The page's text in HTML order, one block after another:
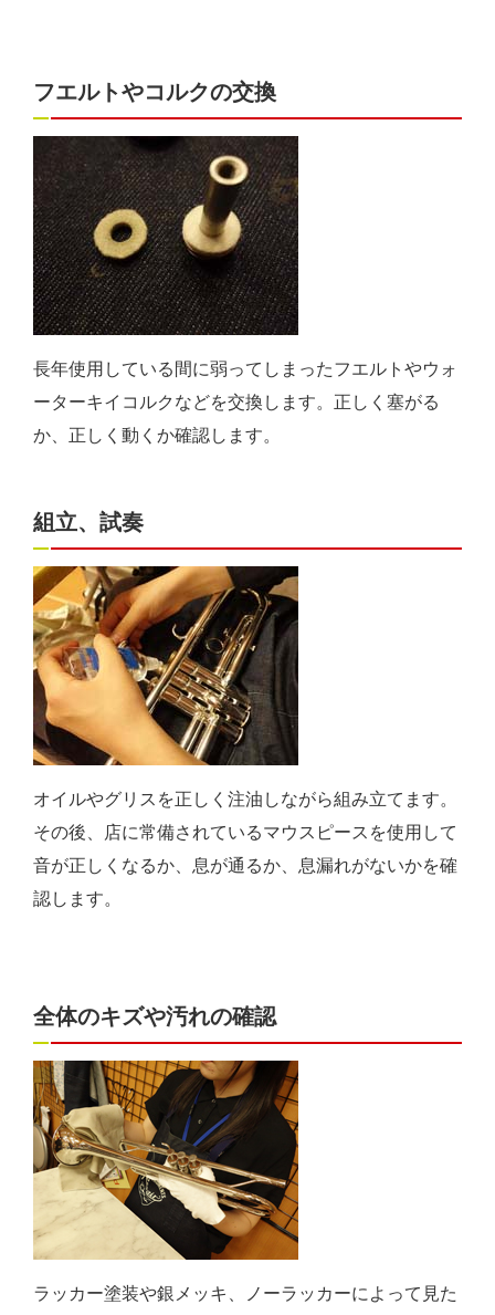
フエルトやコルクの交換
長年使用している間に弱ってしまったフエルトやウォ
ーターキイコルクなどを交換します。正しく塞がる
か、正しく動くか確認します。
組立、試奏
オイルやグリスを正しく注油しながら組み立てます。
その後、店に常備されているマウスピースを使用して
音が正しくなるか、息が通るか、息漏れがないかを確
認します。
全体のキズや汚れの確認
ラッカー塗装や銀メッキ、ノーラッカーによって見た